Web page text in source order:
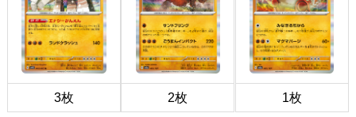
3枚 2枚 1枚